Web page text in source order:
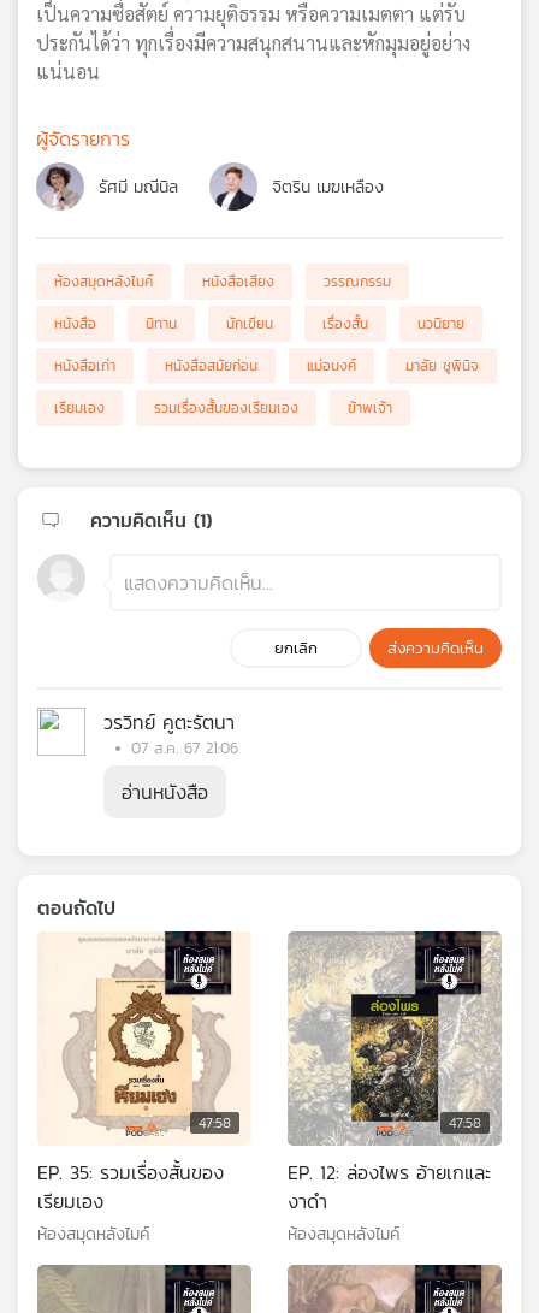
เป็นความซื่อสัตย์ ความยุติธรรม หรือความเมตตา แต่รับ
ประกันได้ว่า ทุกเรื่องมีความสนุกสนานและหักมุมอยู่อย่าง
แน่นอน
ผู้จัดรายการ
รัศมี มณีนิล จิตริน เมฆเหลือง
ห้องสมุดหลังไมค์ หนังสือเสียง
วรรณกรรม
หนังสือ
นิทาน นักเขียน เรื่องสั้น
นวนิยาย
หนังสือเก่า
หนังสือสมัยก่อน แม่อนงค์
มาลัย ชูพินิจ
เรียมเอง
รวมเรื่องสั้นของเรียมเอง ข้าพเจ้า
ความคิดเห็น (1)
ยกเลิก ส่งความคิดเห็น
วรวิทย์ คูตะรัตนา
07 ส.ค. 67 21:06
อ่านหนังสือ
ตอนถัดไป
47:58
EP. 35: รวมเรื่องสั้นของ
เรียมเอง
ห้องสมุดหลังไมค์
47:58
EP. 12: ล่องไพร อ้ายเกและ
งาดำ
ห้องสมุดหลังไมค์